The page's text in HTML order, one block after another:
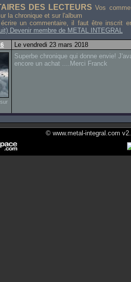
DES LECTEURS Vos
la chronique et sur l'album
écrire un commentaire, il faut être inscrit
Devenir membre de METAL INTEGRAL
Le vendredi 23 mars 2018
Superbe chronique qui donne envie!
encore un achat ....Merci Franck
© www.metal-integral.com